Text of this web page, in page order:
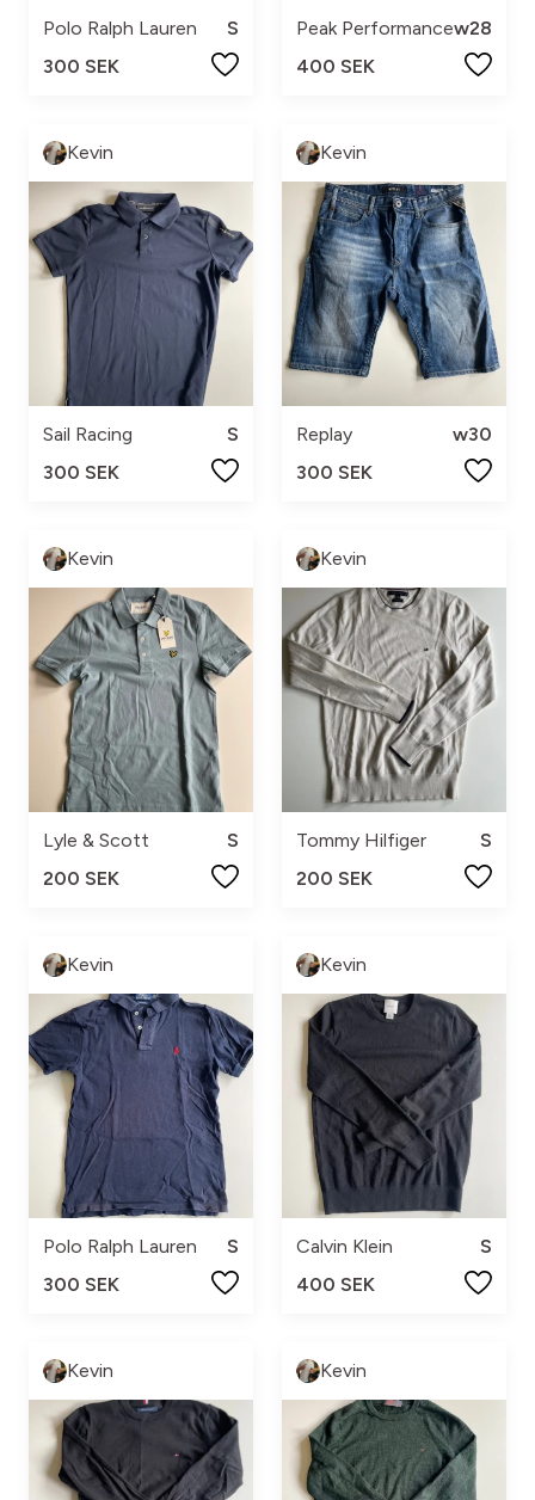
Polo Ralph Lauren
S
300 SEK
Peak Performancew28
400 SEK
Kevin
Sail Racing
S
300 SEK
Kevin
Replay
w30
300 SEK
Kevin
Lyle & Scott
S
200 SEK
Kevin
Tommy Hilfiger
S
200 SEK
Kevin
Polo Ralph Lauren
S
300 SEK
Kevin
Calvin Klein
S
400 SEK
Kevin Kevin